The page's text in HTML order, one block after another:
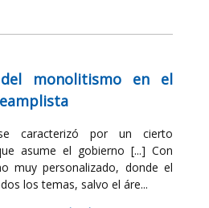
monolitismo en el
caracterizó por un cierto
asume el gobierno [...] Con
muy personalizado, donde el
los temas, salvo el áre...